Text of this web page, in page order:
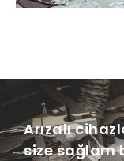
Arızalı
size sağlam